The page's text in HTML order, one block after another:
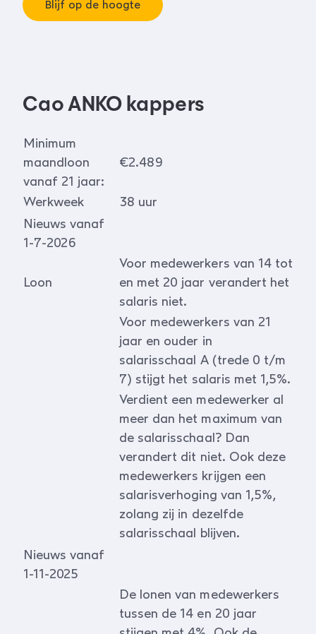
Blijf op de hoogte
Cao ANKO kappers
Minimum
maandloon
vanaf 21 jaar:
€2.489
Werkweek
38 uur
Nieuws vanaf
1-7-2026
Loon
Voor medewerkers van 14 tot
en met 20 jaar verandert het
salaris niet.
Voor medewerkers van 21
jaar en ouder in
salarisschaal A (trede 0 t/m
7) stijgt het salaris met 1,5%.
Verdient een medewerker al
meer dan het maximum van
de salarisschaal? Dan
verandert dit niet. Ook deze
medewerkers krijgen een
salarisverhoging van 1,5%,
zolang zij in dezelfde
salarisschaal blijven.
Nieuws vanaf
1-11-2025
De lonen van medewerkers
tussen de 14 en 20 jaar